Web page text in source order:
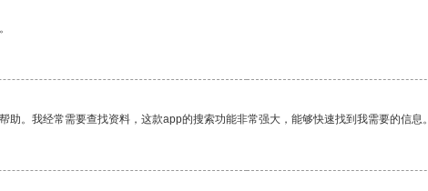
。我经常需要查找资料，这款app的搜索功能非常强大，能够快速找到我需要的信息。